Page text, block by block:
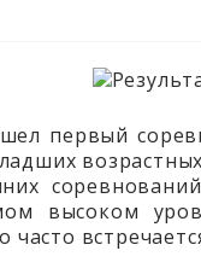
первый
высоком
часто